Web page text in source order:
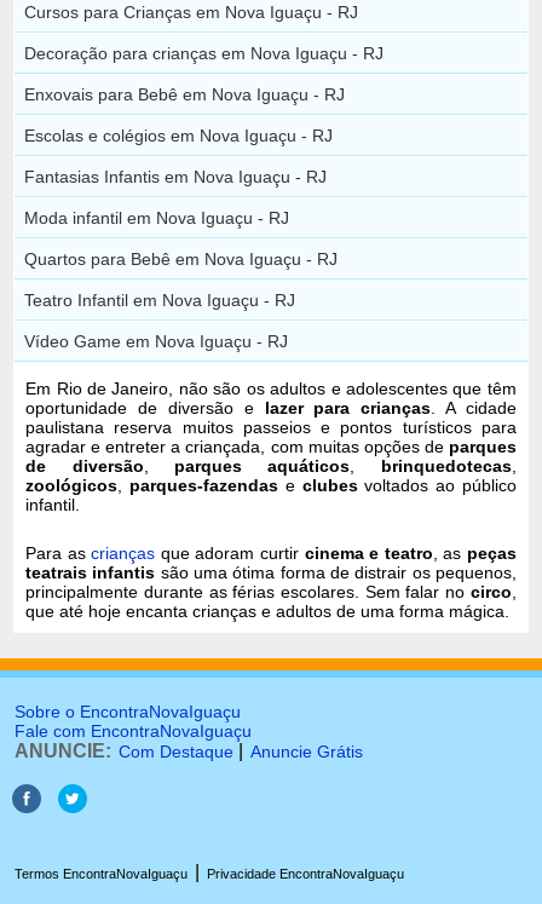
Cursos para Crianças em Nova Iguaçu - RJ
Decoração para crianças em Nova Iguaçu - RJ
Enxovais para Bebê em Nova Iguaçu - RJ
Escolas e colégios em Nova Iguaçu - RJ
Fantasias Infantis em Nova Iguaçu - RJ
Moda infantil em Nova Iguaçu - RJ
Quartos para Bebê em Nova Iguaçu - RJ
Teatro Infantil em Nova Iguaçu - RJ
Vídeo Game em Nova Iguaçu - RJ
Em Rio de Janeiro, não são os adultos e adolescentes que têm
oportunidade de diversão e lazer para crianças . A cidade
paulistana reserva muitos passeios e pontos turísticos para
agradar e entreter a criançada, com muitas opções de parques
de diversão
parques aquáticos brinquedotecas,
zoológicos
parques-fazendase clubesvoltados ao público
infantil.
Para ascrianças que adoram curtir cinema e teatro , as peças
teatrais infantis são uma ótima forma de distrair os pequenos,
principalmente durante as férias escolares. Sem falar no circo
que até hoje encanta crianças e adultos de uma forma mágica.
Sobre o EncontraNovaIguaçu
Fale com EncontraNovaIguaçu
ANUNCIE: Com Destaque Anuncie Grátis
Termos EncontraNovaIguaçu Privacidade EncontraNovaIguaçu